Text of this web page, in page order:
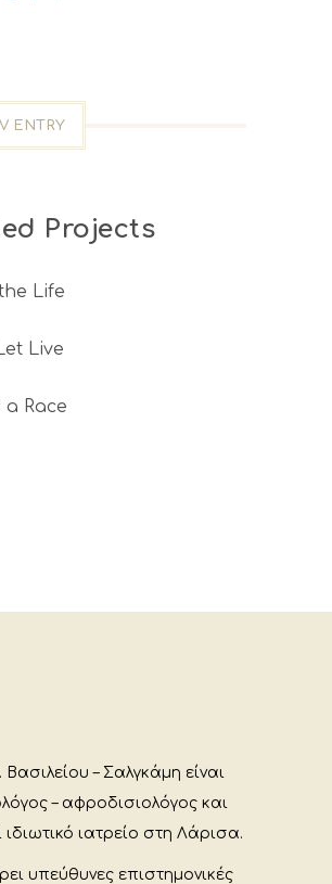
ENTRY
Projects
– Σαλγκάμη είναι
– αφροδισιολόγος και
ιδιωτικό ιατρείο στη Λάρισα.
υπεύθυνες επιστημονικές